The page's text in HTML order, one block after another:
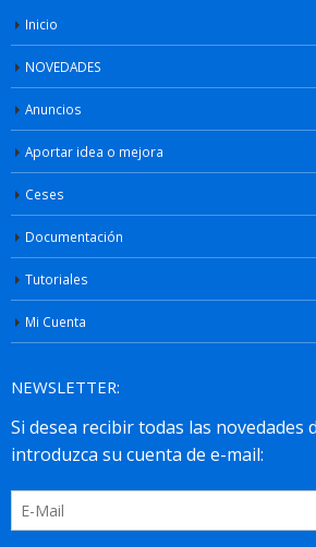
Inicio
NOVEDADES
Anuncios
Aportar idea o mejora
Ceses
Documentación
Tutoriales
Mi Cuenta
NEWSLETTER: